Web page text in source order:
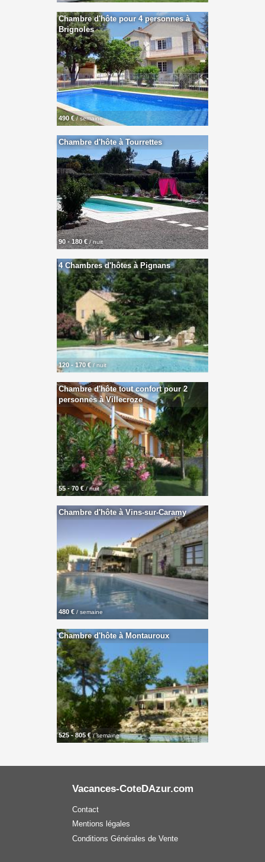
Chambre d'hôte pour 4 personnes à
Brignoles
490 €/ semaine
Chambre d'hôte à Tourrettes
90 - 180 €/ nuit
4 Chambres d'hôtes à Pignans
120 - 170 € / nuit
Chambre d'hôte tout confort pour 2
personnes à Villecroze
55 - 70 €/ nuit
Chambre d'hôte à Vins-sur-Caramy
480 € / semaine
Chambre d'hôte à Montauroux
525 - 805 €/ semaine
Vacances-CoteDAzur.com
Contact
Mentions légales
Conditions Générales de Vente